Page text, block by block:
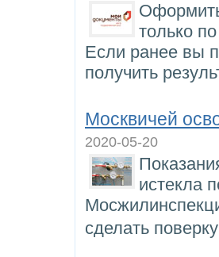
только
Если ранее вы
получить
Москвичей
2020-05-20
истекла
сделать